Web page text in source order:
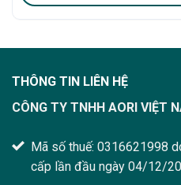
THÔNG TIN LIÊN HỆ
CÔNG TY TNHH AORI VIỆT
Mã số thuế: 0316621998
cấp lần đầu ngày 04/12/